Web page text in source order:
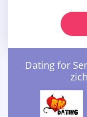
Dating for